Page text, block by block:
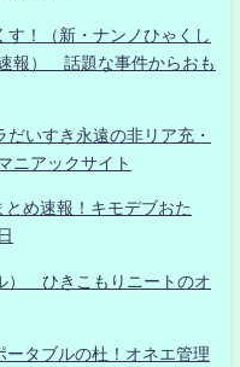
！（新・ナンノひゃくし
報） 話題な事件からおも
いすき永遠の非リア充・
ニアックサイト
め速報！キモデブおた
） ひきこもりニートのオ
ータブルの杜！オネエ管理